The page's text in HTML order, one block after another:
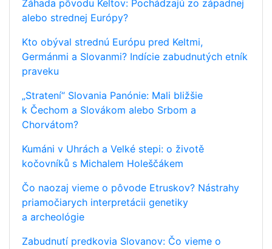
Záhada pôvodu Keltov: Pochádzajú zo západnej
alebo strednej Európy?
Kto obýval strednú Európu pred Keltmi,
Germánmi a Slovanmi? Indície zabudnutých etník
praveku
„Stratení“ Slovania Panónie: Mali bližšie
k Čechom a Slovákom alebo Srbom a
Chorvátom?
Kumáni v Uhrách a Velké stepi: o životě
kočovníků s Michalem Holeščákem
Čo naozaj vieme o pôvode Etruskov? Nástrahy
priamočiarych interpretácii genetiky
a archeológie
Zabudnutí predkovia Slovanov: Čo vieme o